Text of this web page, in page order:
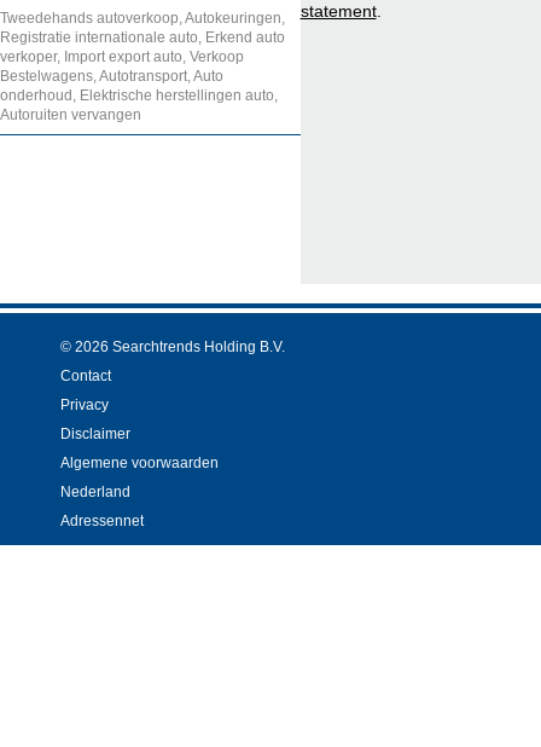
Tweedehands autoverkoop, Autokeuringen,
Registratie internationale auto, Erkend auto
verkoper, Import export auto, Verkoop
Bestelwagens, Autotransport, Auto
onderhoud, Elektrische herstellingen auto,
Autoruiten vervangen
statement.
© 2026 Searchtrends Holding B.V.
Contact
Privacy
Disclaimer
Algemene voorwaarden
Nederland
Adressennet